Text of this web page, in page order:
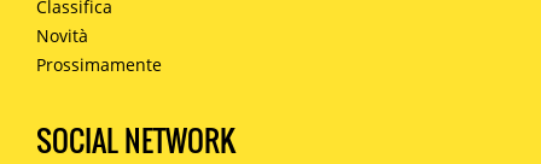
Classifica
Novità
Prossimamente
SOCIAL NETWORK